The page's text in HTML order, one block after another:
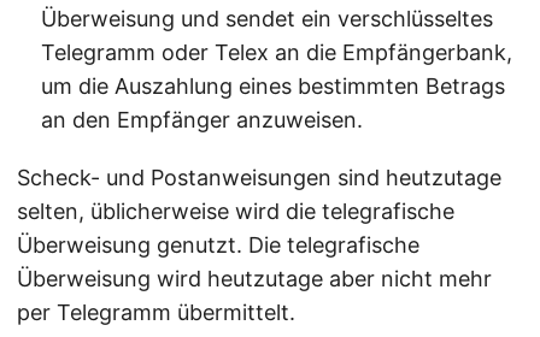
Überweisung und sendet ein verschlüsseltes
Telegramm oder Telex an die Empfängerbank,
um die Auszahlung eines bestimmten Betrags
an den Empfänger anzuweisen.
Scheck- und Postanweisungen sind heutzutage
selten, üblicherweise wird die telegrafische
Überweisung genutzt. Die telegrafische
Überweisung wird heutzutage aber nicht mehr
per Telegramm übermittelt.